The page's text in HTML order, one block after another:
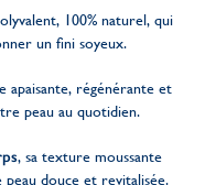
100% naturel, qui
un fini soyeux.
apaisante, régénérante et
peau au quotidien.
, sa texture moussante
douce et revitalisée.